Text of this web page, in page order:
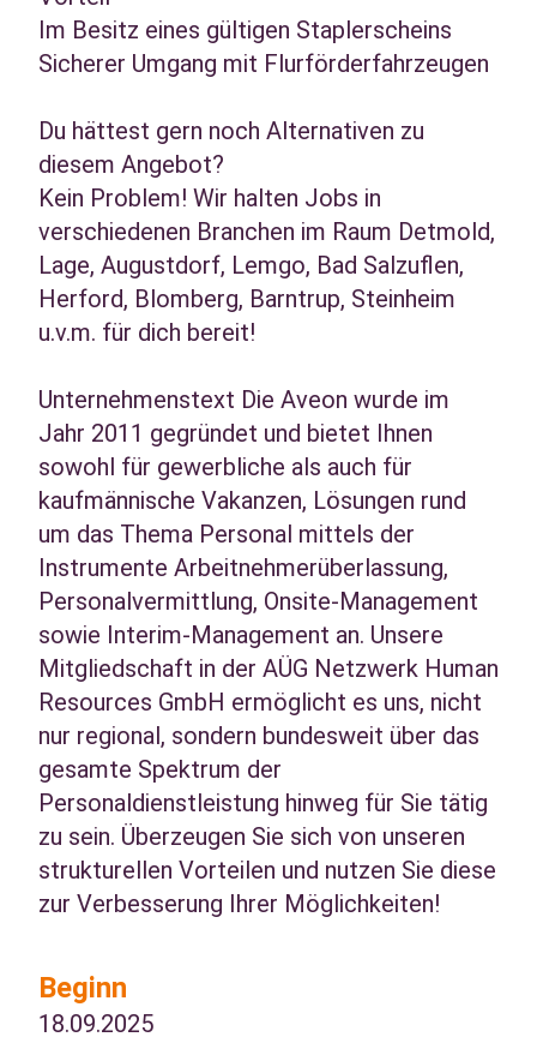
Im Besitz eines gültigen Staplerscheins
Sicherer Umgang mit Flurförderfahrzeugen
Du hättest gern noch Alternativen zu
diesem Angebot?
Kein Problem! Wir halten Jobs in
verschiedenen Branchen im Raum Detmold,
Lage, Augustdorf, Lemgo, Bad Salzuflen,
Herford, Blomberg, Barntrup, Steinheim
u.v.m. für dich bereit!
Unternehmenstext Die Aveon wurde im
Jahr 2011 gegründet und bietet Ihnen
sowohl für gewerbliche als auch für
kaufmännische Vakanzen, Lösungen rund
um das Thema Personal mittels der
Instrumente Arbeitnehmerüberlassung,
Personalvermittlung, Onsite-Management
sowie Interim-Management an. Unsere
Mitgliedschaft in der AÜG Netzwerk Human
Resources GmbH ermöglicht es uns, nicht
nur regional, sondern bundesweit über das
gesamte Spektrum der
Personaldienstleistung hinweg für Sie tätig
zu sein. Überzeugen Sie sich von unseren
strukturellen Vorteilen und nutzen Sie diese
zur Verbesserung Ihrer Möglichkeiten!
Beginn
18.09.2025